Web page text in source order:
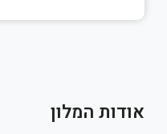
אודות המלון